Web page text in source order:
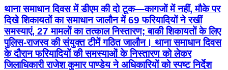
थाना समाधान दिवस में डीएम की दो टूक—कागजों में नहीं, मौके पर
दिखे शिकायतों का समाधान जालौन में 69 फरियादियों ने रखीं
समस्याएं, 27 मामलों का तत्काल निस्तारण; बाकी शिकायतों के लिए
पुलिस-राजस्व की संयुक्त टीमें गठित जालौन। थाना समाधान दिवस
के दौरान फरियादियों की समस्याओं के निस्तारण को लेकर
जिलाधिकारी राजेश कुमार पाण्डेय ने अधिकारियों को स्पष्ट निर्देश